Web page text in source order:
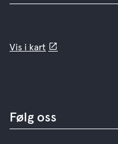
Vis i kart
Følg oss